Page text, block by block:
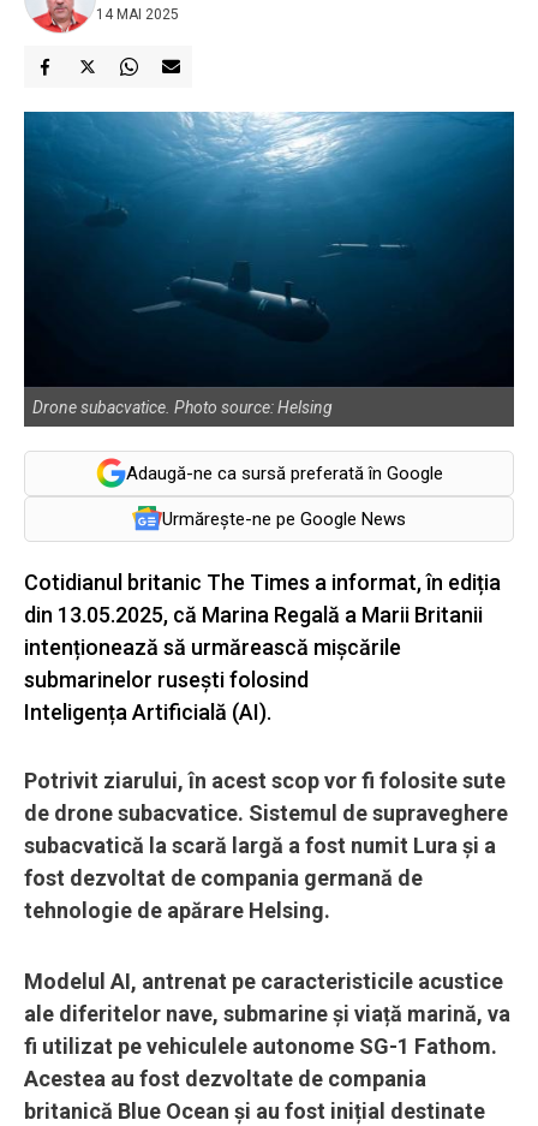
14 MAI 2025
Drone subacvatice. Photo source: Helsing
Adaugă-ne ca sursă preferată în Google
Urmărește-ne pe Google News
Cotidianul britanic The Times a informat, în ediția
din 13.05.2025, că Marina Regală a Marii Britanii
intenționează să urmărească mișcările
submarinelor rusești folosind
Inteligența Artificială (AI).
Potrivit ziarului, în acest scop vor fi folosite sute
de drone subacvatice. Sistemul de supraveghere
subacvatică la scară largă a fost numit Lura și a
fost dezvoltat de compania germană de
tehnologie de apărare Helsing.
Modelul AI, antrenat pe caracteristicile acustice
ale diferitelor nave, submarine și viață marină, va
fi utilizat pe vehiculele autonome SG-1 Fathom.
Acestea au fost dezvoltate de compania
britanică Blue Ocean și au fost inițial destinate